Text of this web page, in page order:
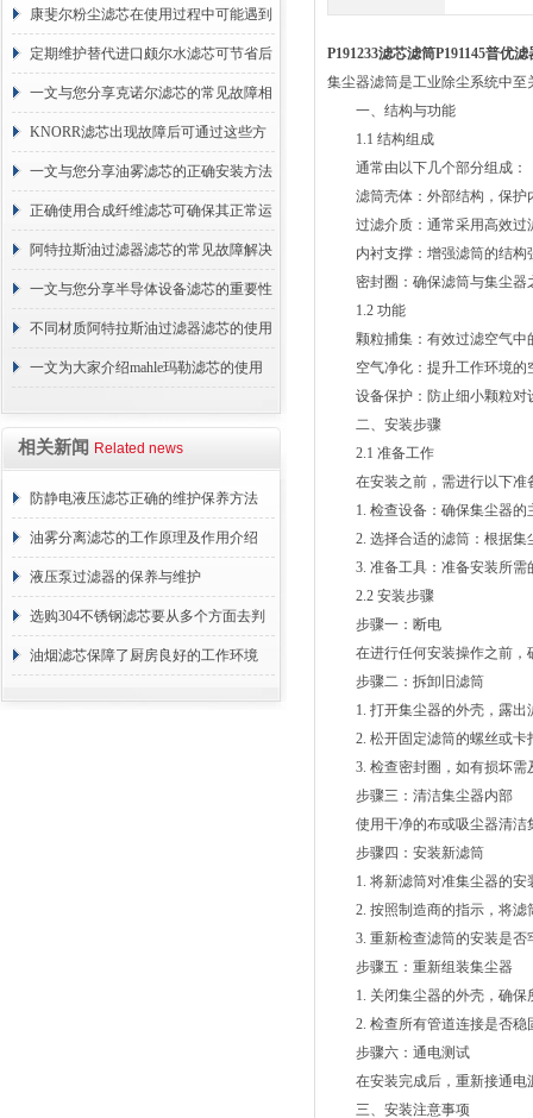
康斐尔粉尘滤芯在使用过程中可能遇到
的故障相应解决方法分享
定期维护替代进口颇尔水滤芯可节省后
续更换成本
一文与您分享克诺尔滤芯的常见故障相
应解决方法
KNORR滤芯出现故障后可通过这些方
法解决
一文与您分享油雾滤芯的正确安装方法
正确使用合成纤维滤芯可确保其正常运
行
阿特拉斯油过滤器滤芯的常见故障解决
方法介绍
一文与您分享半导体设备滤芯的重要性
不同材质阿特拉斯油过滤器滤芯的使用
周期区别介绍
一文为大家介绍mahle玛勒滤芯的使用
相关新闻 Related news
防静电液压滤芯正确的维护保养方法
油雾分离滤芯的工作原理及作用介绍
液压泵过滤器的保养与维护
选购304不锈钢滤芯要从多个方面去判
断
油烟滤芯保障了厨房良好的工作环境
P191233滤芯滤筒P191145普优
集尘器滤筒是工业除尘系统中
一、结构与功能
1.1 结构组成
通常由以下几个部分组成：
滤筒壳体：外部结构，保护
过滤介质：通常采用高效过
内衬支撑：增强滤筒的结构
密封圈：确保滤筒与集尘器
1.2 功能
颗粒捕集：有效过滤空气中
空气净化：提升工作环境的
设备保护：防止细小颗粒对
二、安装步骤
2.1 准备工作
在安装之前，需进行以下准
1. 检查设备：确保集尘器的
2. 选择合适的滤筒：根据集
3. 准备工具：准备安装所需
2.2 安装步骤
步骤一：断电
在进行任何安装操作之前，
步骤二：拆卸旧滤筒
1. 打开集尘器的外壳，露出
2. 松开固定滤筒的螺丝或卡
3. 检查密封圈，如有损坏需
步骤三：清洁集尘器内部
使用干净的布或吸尘器清洁
步骤四：安装新滤筒
1. 将新滤筒对准集尘器的安
2. 按照制造商的指示，将滤
3. 重新检查滤筒的安装是否
步骤五：重新组装集尘器
1. 关闭集尘器的外壳，确保
2. 检查所有管道连接是否稳
步骤六：通电测试
在安装完成后，重新接通电
三、安装注意事项